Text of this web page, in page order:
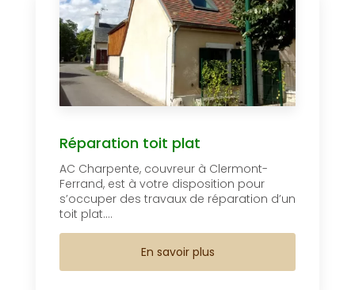
Réparation toit plat
AC Charpente, couvreur à Clermont-
Ferrand, est à votre disposition pour
s’occuper des travaux de réparation d’un
toit plat....
En savoir plus